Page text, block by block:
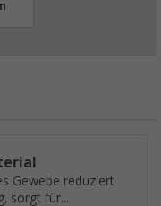
Gewebe reduziert
sorgt für...